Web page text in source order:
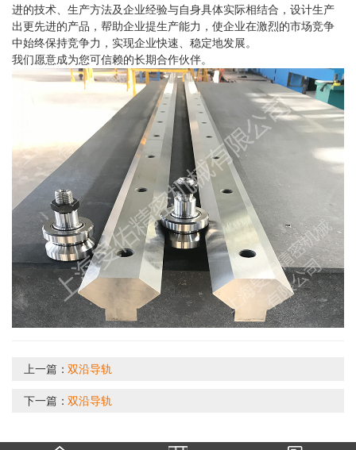
进的技术、生产方法及企业经验与自身具体实际相结合，设计生产
出更先进的产品，帮助企业提生产能力，使企业在激烈的市场竞争
中始终保持竞争力，实现企业快速、稳定地发展。
我们愿意成为您可信赖的长期合作伙伴。
上一篇：双沿导轨
下一篇：双沿导轨